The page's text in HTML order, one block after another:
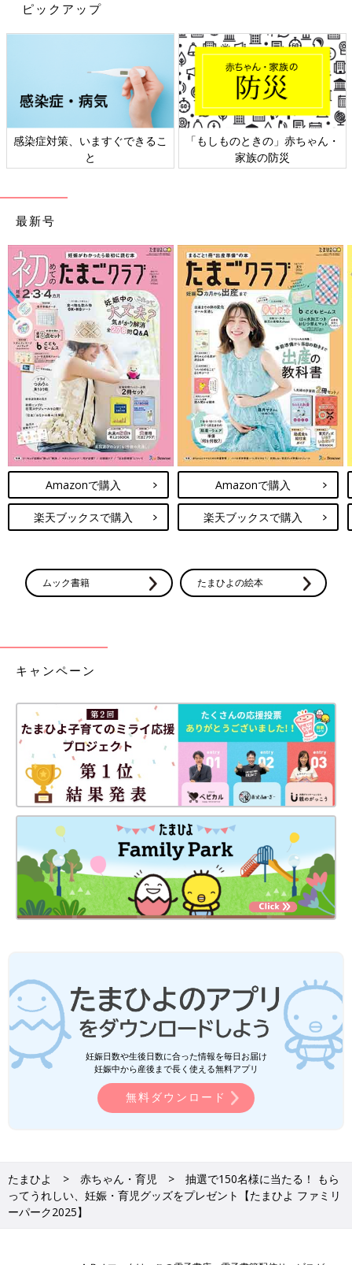
ピックアップ
るこ
「もしものときの」赤ちゃん・
日本外来小児科学会リー
ト検討会
最新号
Amazonで購入
楽天ブックスで購入
Amazonで購入
楽天ブックスで購入
ムック書籍 たまひよの絵本
キャンペーン
妊娠日数や生後日数に合った情報を毎日お届け
妊娠中から産後まで長く使える無料アプリ
無料ダウンロード
たまひよ 赤ちゃん・育児
抽選で150名様に当たる！ もら
ってうれしい、妊娠・育児グッズをプレゼント【たまひよ ファミリ
ーパーク2025】